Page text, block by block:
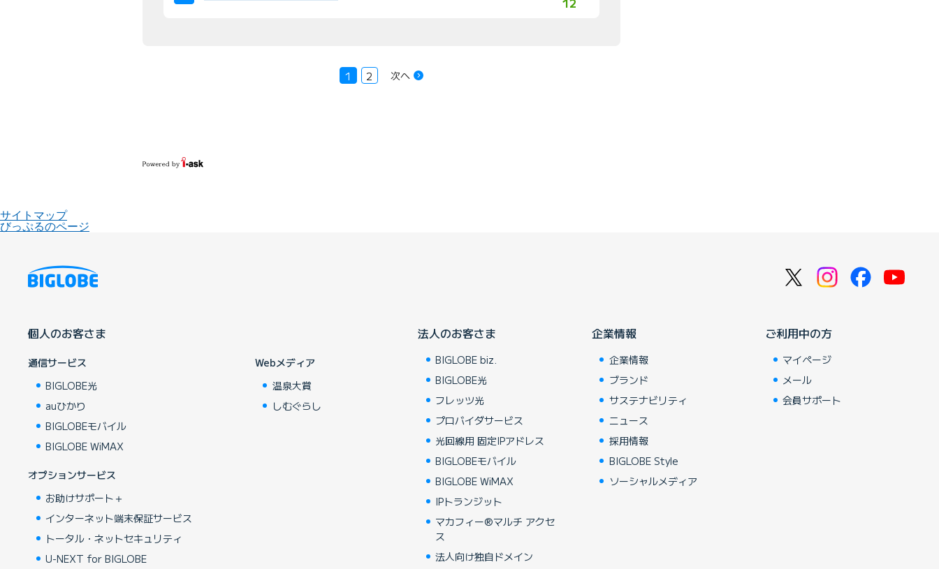
1 2 次へ
サイトマップ
びっぷるのページ
個人のお客さま
通信サービス
BIGLOBE光
auひかり
BIGLOBEモバイル
BIGLOBE WiMAX
オプションサービス
お助けサポート＋
インターネット端末保証サービス
トータル・ネットセキュリティ
U-NEXT for BIGLOBE
Webメディア
温泉大賞
しむぐらし
法人のお客さま
BIGLOBE biz.
BIGLOBE光
フレッツ光
プロバイダサービス
光回線用 固定IPアドレス
BIGLOBEモバイル
BIGLOBE WiMAX
IPトランジット
マカフィー®マルチ アクセ
ス
法人向け独自ドメイン
企業情報
企業情報
ブランド
サステナビリティ
ニュース
採用情報
BIGLOBE Style
ソーシャルメディア
ご利用中の方
マイページ
メール
会員サポート